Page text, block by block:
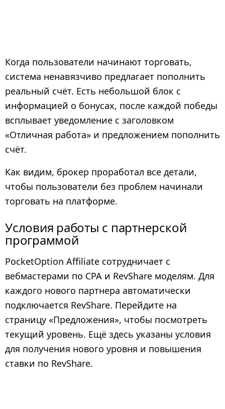
Когда пользователи начинают торговать,
система ненавязчиво предлагает пополнить
реальный счёт. Есть небольшой блок с
информацией о бонусах, после каждой победы
всплывает уведомление с заголовком
«Отличная работа» и предложением пополнить
счёт.
Как видим, брокер проработал все детали,
чтобы пользователи без проблем начинали
торговать на платформе.
Условия работы с партнерской
программой
PocketOption Affiliate сотрудничает с
вебмастерами по CPA и RevShare моделям. Для
каждого нового партнера автоматически
подключается RevShare. Перейдите на
страницу «Предложения», чтобы посмотреть
текущий уровень. Ещё здесь указаны условия
для получения нового уровня и повышения
ставки по RevShare.